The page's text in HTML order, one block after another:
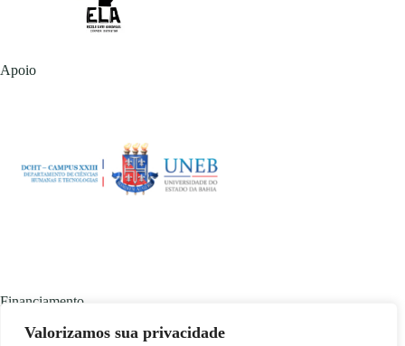
Valorizamos sua privacidade
Apoio
Financiamento